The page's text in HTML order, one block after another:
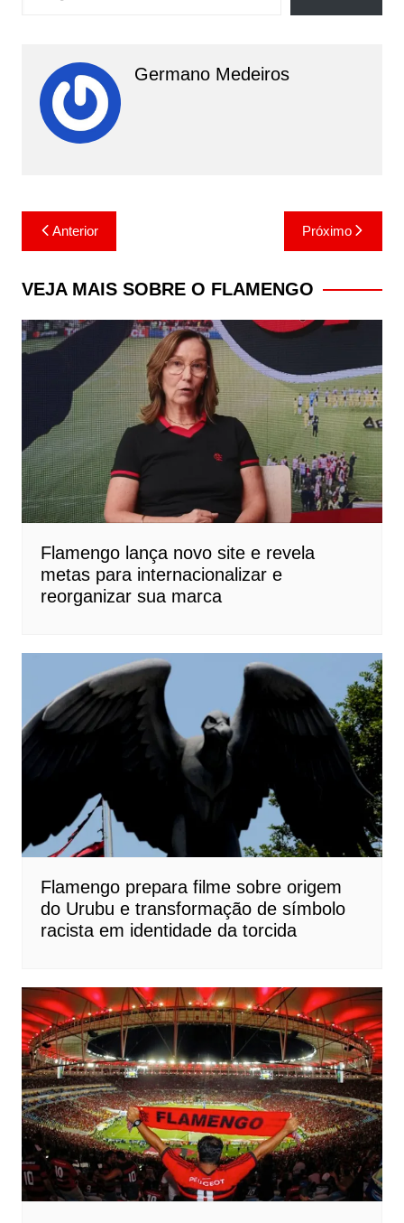
Germano Medeiros
Navegação
de
Post
Anterior Próximo
VEJA MAIS SOBRE O FLAMENGO
Flamengo lança novo site e revela
metas para internacionalizar e
reorganizar sua marca
Flamengo prepara filme sobre origem
do Urubu e transformação de símbolo
racista em identidade da torcida